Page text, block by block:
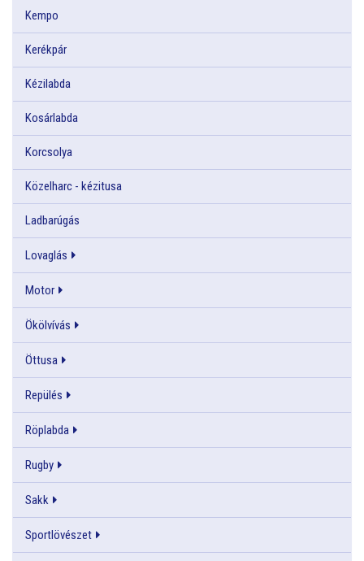
Kempo
Kerékpár
Kézilabda
Kosárlabda
Korcsolya
Közelharc - kézitusa
Ladbarúgás
Lovaglás
Motor
Ökölvívás
Öttusa
Repülés
Röplabda
Rugby
Sakk
Sportlövészet